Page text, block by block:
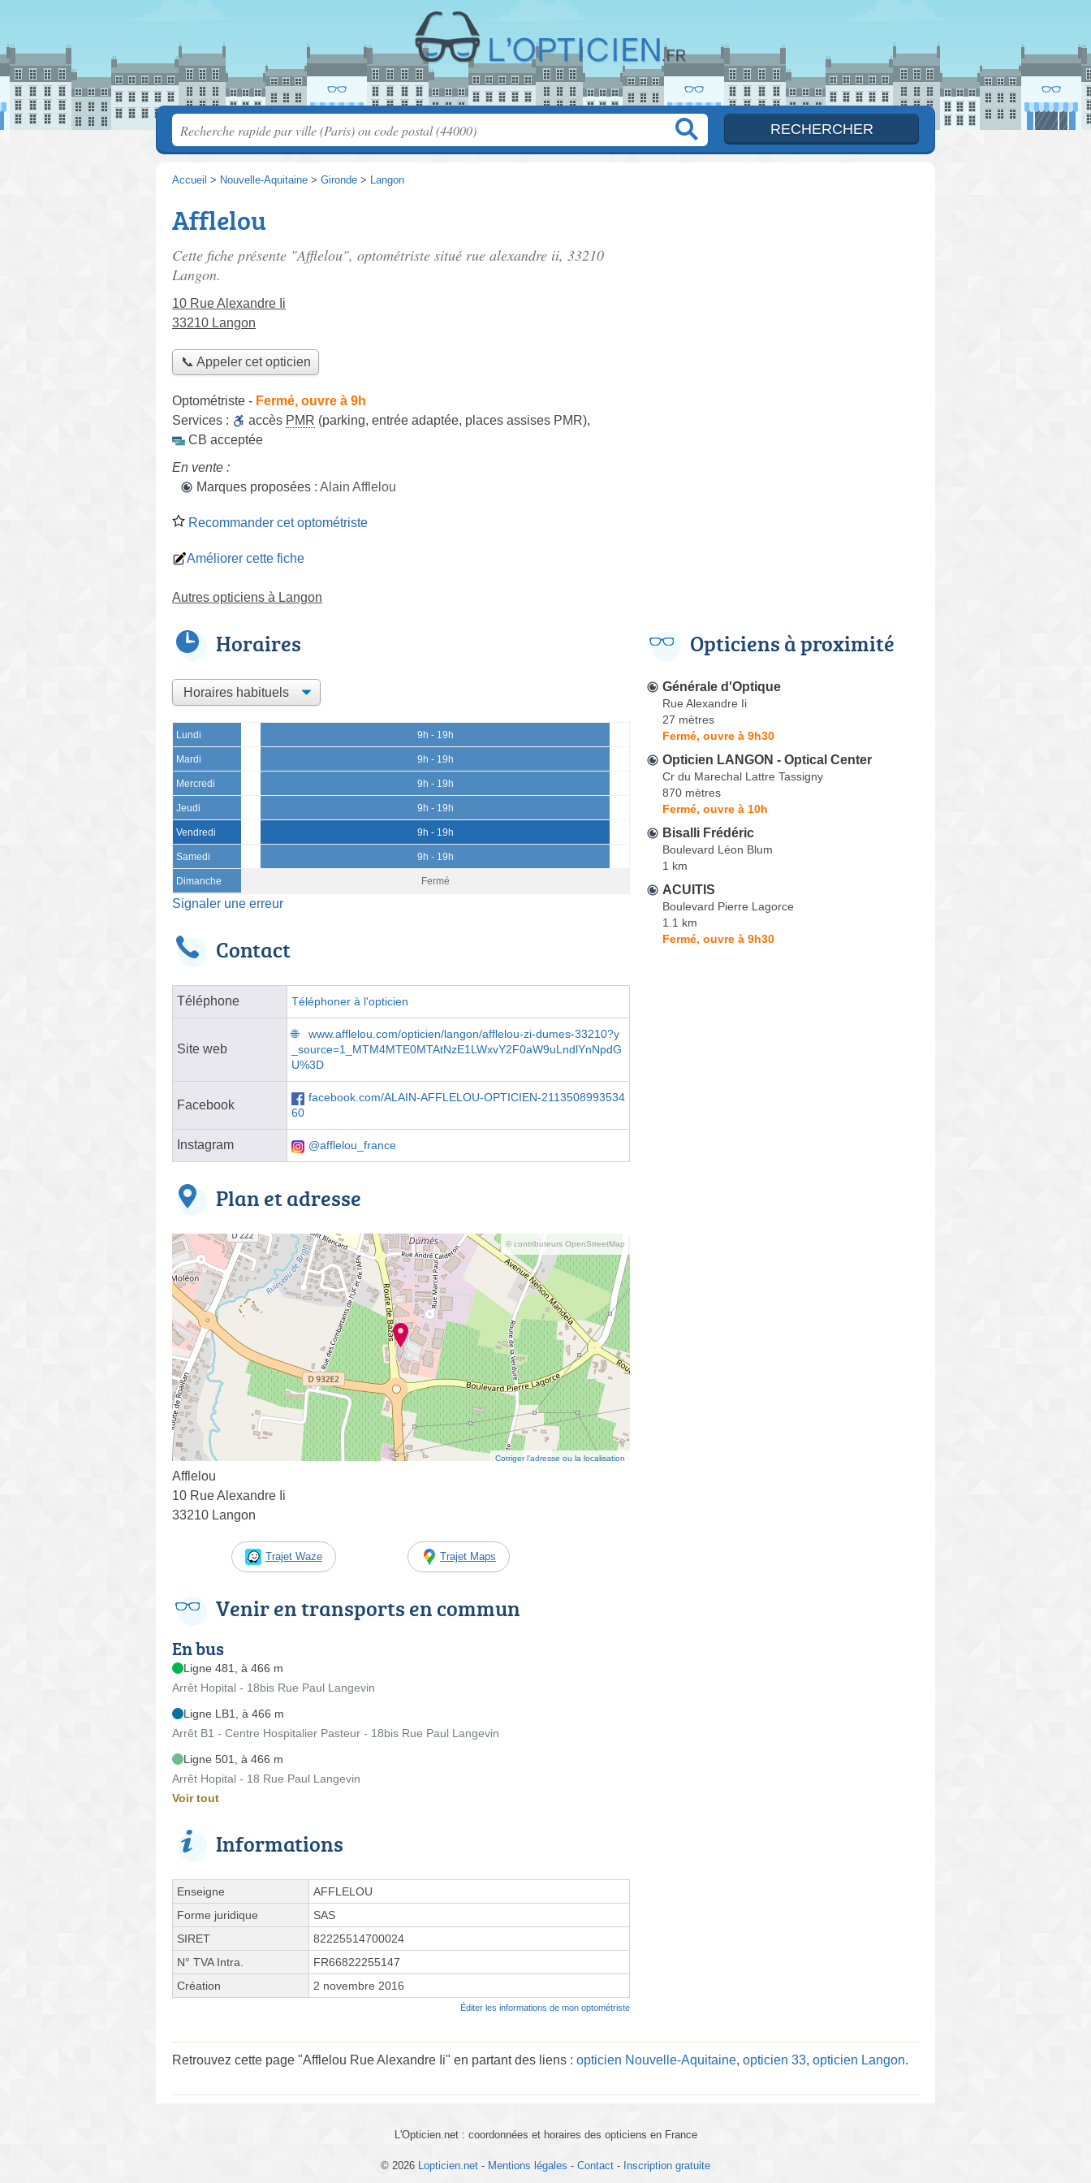
Accueil > Nouvelle-Aquitaine > Gironde > Langon
Afflelou
Cette fiche présente "Afflelou", optométriste situé rue alexandre ii, 33210
Langon.
10 Rue Alexandre Ii
33210 Langon
📞 Appeler cet opticien
Optométriste - Fermé, ouvre à 9h
Services :
accès PMR (parking, entrée adaptée, places assises PMR),
CB acceptée
En vente :
Marques proposées : Alain Afflelou
Recommander cet optométriste
Améliorer cette fiche
Autres opticiens à Langon
Horaires
Lundi 9h - 19h
Mardi 9h - 19h
Mercredi 9h - 19h
Jeudi 9h - 19h
Vendredi 9h - 19h
Samedi 9h - 19h
Dimanche Fermé
Signaler une erreur
Contact
Téléphone Téléphoner à l'opticien
Site web
www.afflelou.com/opticien/langon/afflelou-zi-dumes-33210?y
_source=1_MTM4MTE0MTAtNzE1LWxvY2F0aW9uLndlYnNpdG
U%3D
Facebook
facebook.com/ALAIN-AFFLELOU-OPTICIEN-2113508993534
60
Instagram @afflelou_france
Plan et adresse
© contributeurs OpenStreetMap
Corriger l’adresse ou la localisation
Afflelou
10 Rue Alexandre Ii
33210 Langon
Trajet Waze Trajet Maps
Venir en transports en commun
En bus
Ligne 481, à 466 m
Arrêt Hopital - 18bis Rue Paul Langevin
Ligne LB1, à 466 m
Arrêt B1 - Centre Hospitalier Pasteur - 18bis Rue Paul Langevin
Ligne 501, à 466 m
Arrêt Hopital - 18 Rue Paul Langevin
Voir tout
Informations
Enseigne
AFFLELOU
Forme juridique
SAS
SIRET
82225514700024
N° TVA Intra.
FR66822255147
Création
2 novembre 2016
Éditer les informations de mon optométriste
Opticiens à proximité
Générale d'Optique
Rue Alexandre Ii
27 mètres
Fermé, ouvre à 9h30
Opticien LANGON - Optical Center
Cr du Marechal Lattre Tassigny
870 mètres
Fermé, ouvre à 10h
Bisalli Frédéric
Boulevard Léon Blum
1 km
ACUITIS
Boulevard Pierre Lagorce
1.1 km
Fermé, ouvre à 9h30
Retrouvez cette page "Afflelou Rue Alexandre Ii" en partant des liens : opticien Nouvelle-Aquitaine, opticien 33, opticien Langon.
L'Opticien.net : coordonnées et horaires des opticiens en France
© 2026 Lopticien.net - Mentions légales - Contact - Inscription gratuite